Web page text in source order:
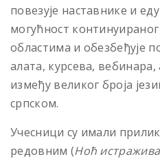
повезује наставнике и
могућност
областима и обезбеђује
алата, курсева, вебинара,
између великог броја
српском.
Учесници су имали
редовним (Ноћ